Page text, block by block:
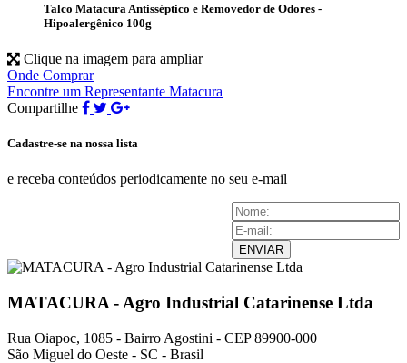
Talco Matacura Antisséptico e Removedor de Odores -
Hipoalergênico 100g
Clique na imagem para ampliar
Onde Comprar
Encontre um Representante Matacura
Compartilhe
Cadastre-se na nossa lista
e receba conteúdos periodicamente no seu e-mail
ENVIAR
MATACURA - Agro Industrial Catarinense Ltda
Rua Oiapoc, 1085 - Bairro Agostini - CEP 89900-000
São Miguel do Oeste - SC - Brasil